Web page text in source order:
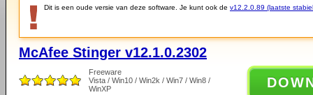
Dit is een oude versie van deze software. Je kunt ook de v12.2.0.89 (laatste
McAfee Stinger v12.1.0.2302
Freeware
Vista / Win10 / Win2k / Win7 / Win8 /
WinXP